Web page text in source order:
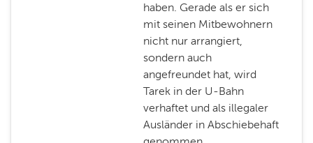
haben. Gerade als er sich
mit seinen Mitbewohnern
nicht nur arrangiert,
sondern auch
angefreundet hat, wird
Tarek in der U-Bahn
verhaftet und als illegaler
Ausländer in Abschiebehaft